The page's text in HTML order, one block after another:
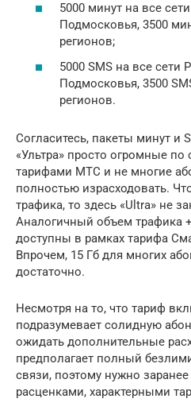
5000 минут на все
Подмосковья, 3500
регионов;
5000 SMS на все
Подмосковья, 3500
регионов.
Согласитесь, пакеты минут и
«Ультра» просто огромные
тарифами МТС и не многие
полностью израсходовать.
трафика, то здесь «Ultra» не
Аналогичный объем трафика
доступны в рамках тарифа
Впрочем, 15 Гб для многих
достаточно.
Несмотря на то, что тариф
подразумевает солидную
ожидать дополнительные
предполагает полный
связи, поэтому нужно
расценками, характерными